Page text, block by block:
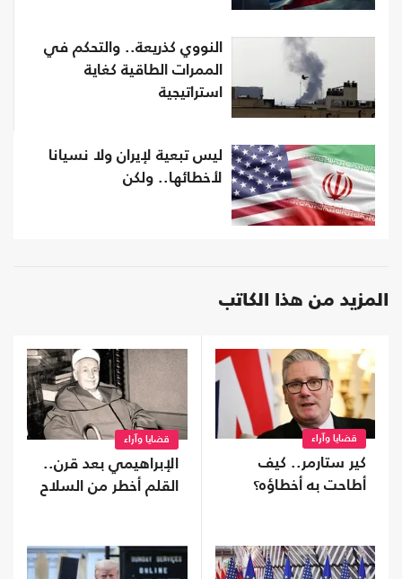
النووي كذريعة.. والتحكم في
الممرات الطاقية كغاية
استراتيجية
ليس تبعية لإيران ولا نسيانا
لأخطائها.. ولكن
المزيد من هذا الكاتب
قضايا وآراء
كير ستارمر.. كيف
أطاحت به أخطاؤه؟
قضايا وآراء
الإبراهيمي بعد قرن..
القلم أخطر من السلاح